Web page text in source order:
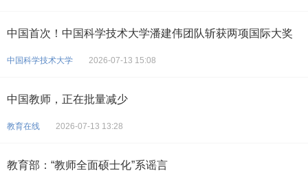
中国首次！中国科学技术大学潘建伟团队斩获两项国际大奖
中国科学技术大学 2026-07-13 15:08
中国教师，正在批量减少
教育在线 2026-07-13 13:28
教育部：“教师全面硕士化”系谣言